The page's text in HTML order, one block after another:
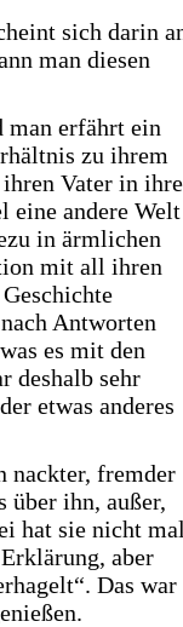
sich darin
man diesen
man erfährt ein
zu ihrem
Vater in ihre
eine andere Welt
in ärmlichen
mit all ihren
Antworten
es mit den
deshalb sehr
etwas anderes
nackter, fremder
ihn, außer,
hat sie nicht
aber
Das war